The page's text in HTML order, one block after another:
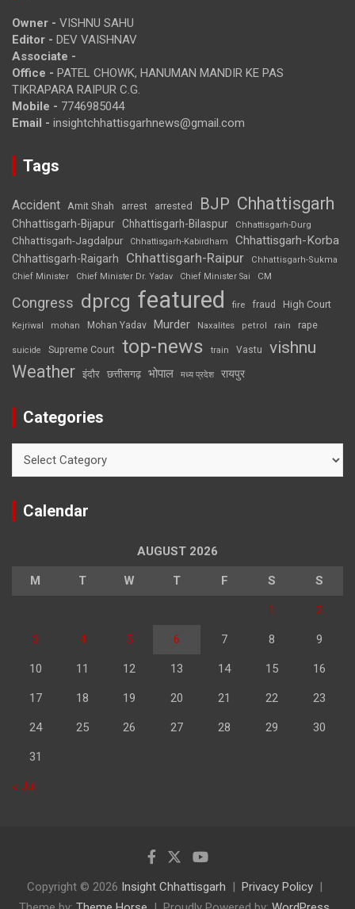
Owner - VISHNU SAHU
Editor - DEV VAISHNAV
Associate -
Office - PATEL CHOWK, HANUMAN MANDIR KE PAS
TIKRAPARA RAIPUR C.G.
Mobile - 7746985044
Email - insightchhattisgarhnews@gmail.com
Tags
Accident Amit Shah arrest arrested BJP Chhattisgarh
Chhattisgarh-Bijapur Chhattisgarh-Bilaspur Chhattisgarh-Durg
Chhattisgarh-Jagdalpur Chhattisgarh-Kabirdham Chhattisgarh-Korba
Chhattisgarh-Raigarh Chhattisgarh-Raipur
Chhattisgarh-Sukma
Chief Minister
Chief Minister Dr. Yadav Chief Minister Sai CM
Congress dprcg featured fire fraud High Court
Kejriwal mohan Mohan Yadav Murder Naxalites petrol rain rape
suicide Supreme Court top-news train Vastu vishnu
Weather इंदौर छत्तीसगढ़ भोपाल मध्य प्रदेश रायपुर
Categories
Calendar
AUGUST 2026
M T W T F S S
1 2
3 4 5 6 7 8 9
10 11 12 13 14 15 16
17 18 19 20 21 22 23
24 25 26 27 28 29 30
31
« Jul
Copyright © 2026 Insight Chhattisgarh
Privacy Policy